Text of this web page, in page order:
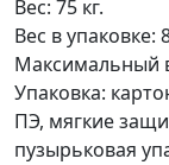
Вес: 75 кг.
Вес в упаковке:
Максимальный
Упаковка:
ПЭ, мягкие
пузырьковая